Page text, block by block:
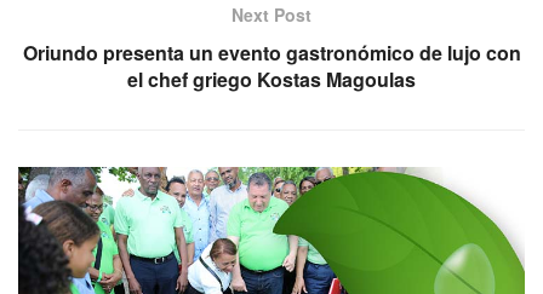
Next Post
Oriundo presenta un evento gastronómico de lujo con
el chef griego Kostas Magoulas